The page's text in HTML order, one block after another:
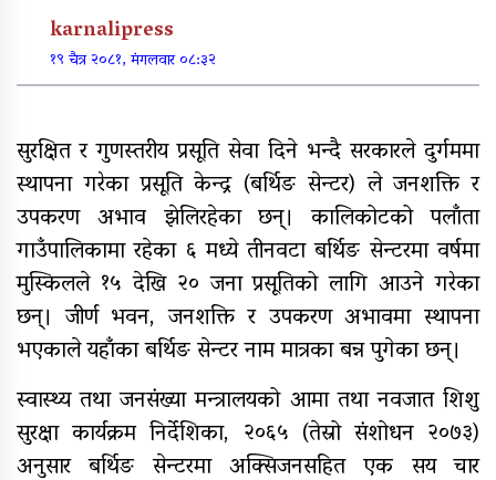
खुर्रा खोलाको पुल ४ वर्षदेखि अलपत्र
व्यक्तिगत लगानीमा भगवान शिवको मूर्ति
स्थापना
अन्तर जिल्ला पालिकास्तरीय समन्वय
बैठक महाबुधाममा सम्पन्न
यौनिक तथा लैङ्गिक अल्पसंख्यक
karnalipress
१९ चैत्र २०८१, मंगलवार ०८:३२
सुरक्षित र गुणस्तरीय प्रसूति सेवा दिने भन्दै सरकारले दुर्गममा
स्थापना गरेका प्रसूति केन्द्र (बर्थिङ सेन्टर) ले जनशक्ति र
उपकरण अभाव झेलिरहेका छन्। कालिकोटको पलाँता
गाउँपालिकामा रहेका ६ मध्ये तीनवटा बर्थिङ सेन्टरमा वर्षमा
मुस्किलले १५ देखि २० जना प्रसूतिको लागि आउने गरेका
छन्। जीर्ण भवन, जनशक्ति र उपकरण अभावमा स्थापना
भएकाले यहाँका बर्थिङ सेन्टर नाम मात्रका बन्न पुगेका छन्।
स्वास्थ्य तथा जनसंख्या मन्त्रालयको आमा तथा नवजात शिशु
सुरक्षा कार्यक्रम निर्देशिका, २०६५ (तेस्रो संशोधन २०७३)
अनुसार बर्थिङ सेन्टरमा अक्सिजनसहित एक सय चार